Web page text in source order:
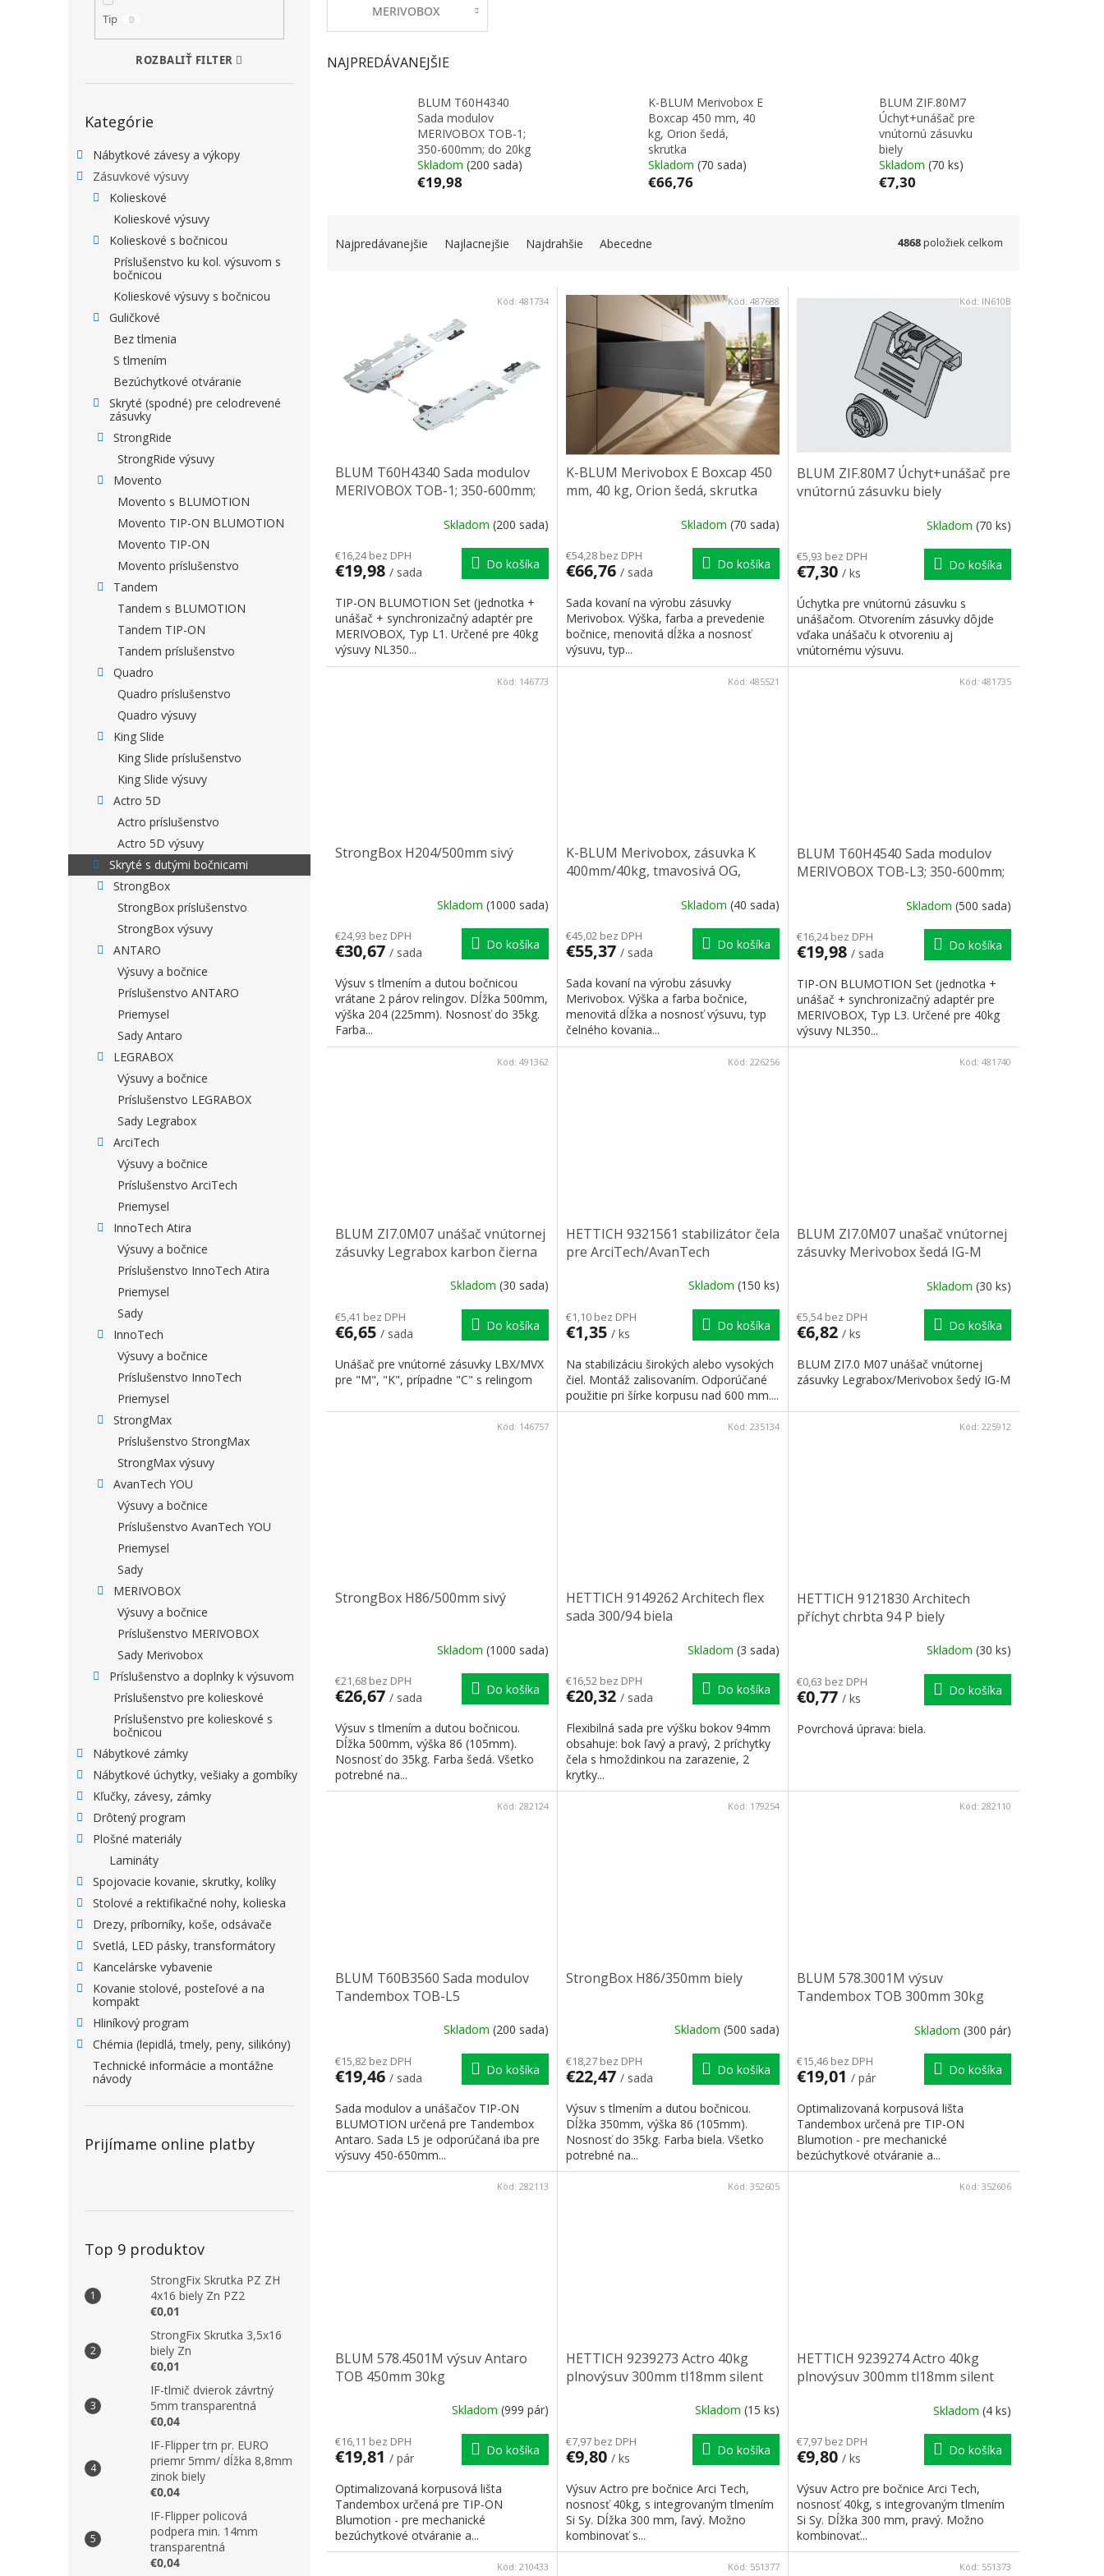
Tip 0
ROZBALIŤ FILTER
Kategórie
Nábytkové závesy a výkopy
Zásuvkové výsuvy
Kolieskové
Kolieskové výsuvy
Kolieskové s bočnicou
Príslušenstvo ku kol. výsuvom s
bočnicou
Kolieskové výsuvy s bočnicou
Guličkové
Bez tlmenia
S tlmením
Bezúchytkové otváranie
Skryté (spodné) pre celodrevené
zásuvky
StrongRide
StrongRide výsuvy
Movento
Movento s BLUMOTION
Movento TIP-ON BLUMOTION
Movento TIP-ON
Movento príslušenstvo
Tandem
Tandem s BLUMOTION
Tandem TIP-ON
Tandem príslušenstvo
Quadro
Quadro príslušenstvo
Quadro výsuvy
King Slide
King Slide príslušenstvo
King Slide výsuvy
Actro 5D
Actro príslušenstvo
Actro 5D výsuvy
Skryté s dutými bočnicami
StrongBox
StrongBox príslušenstvo
StrongBox výsuvy
ANTARO
Výsuvy a bočnice
Príslušenstvo ANTARO
Priemysel
Sady Antaro
LEGRABOX
Výsuvy a bočnice
Príslušenstvo LEGRABOX
Sady Legrabox
ArciTech
Výsuvy a bočnice
Príslušenstvo ArciTech
Priemysel
InnoTech Atira
Výsuvy a bočnice
Príslušenstvo InnoTech Atira
Priemysel
Sady
InnoTech
Výsuvy a bočnice
Príslušenstvo InnoTech
Priemysel
StrongMax
Príslušenstvo StrongMax
StrongMax výsuvy
AvanTech YOU
Výsuvy a bočnice
Príslušenstvo AvanTech YOU
Priemysel
Sady
MERIVOBOX
Výsuvy a bočnice
Príslušenstvo MERIVOBOX
Sady Merivobox
Príslušenstvo a doplnky k výsuvom
Príslušenstvo pre kolieskové
Príslušenstvo pre kolieskové s
bočnicou
Nábytkové zámky
Nábytkové úchytky, vešiaky a gombíky
Kľučky, závesy, zámky
Drôtený program
Plošné materiály
Lamináty
Spojovacie kovanie, skrutky, kolíky
Stolové a rektifikačné nohy, kolieska
Drezy, príborníky, koše, odsávače
Svetlá, LED pásky, transformátory
Kancelárske vybavenie
Kovanie stolové, posteľové a na
kompakt
Hliníkový program
Chémia (lepidlá, tmely, peny, silikóny)
Technické informácie a montážne
návody
Prijímame online platby
Top 9 produktov
StrongFix Skrutka PZ ZH
4x16 biely Zn PZ2
€0,01
StrongFix Skrutka 3,5x16
biely Zn
€0,01
IF-tlmič dvierok závrtný
5mm transparentná
€0,04
IF-Flipper trn pr. EURO
priemr 5mm/ dĺžka 8,8mm
zinok biely
€0,04
IF-Flipper policová
podpera min. 14mm
transparentná
€0,04
MERIVOBOX
NAJPREDÁVANEJŠIE
BLUM T60H4340
Sada modulov
MERIVOBOX TOB-1;
350-600mm; do 20kg
Skladom (200 sada)
€19,98
K-BLUM Merivobox E
Boxcap 450 mm, 40
kg, Orion šedá,
skrutka
Skladom (70 sada)
€66,76
BLUM ZIF.80M7
Úchyt+unášač pre
vnútornú zásuvku
biely
Skladom (70 ks)
€7,30
Najpredávanejšie Najlacnejšie Najdrahšie Abecedne 4868položiek celkom
BLUM T60H4340 Sada modulov
MERIVOBOX TOB-1; 350-600mm;
Skladom (200 sada)
€16,24 bez DPH
€19,98 / sada
Do košíka
TIP-ON BLUMOTION Set (jednotka +
unášač + synchronizačný adaptér pre
MERIVOBOX, Typ L1. Určené pre 40kg
výsuvy NL350...
Kód: 481734
K-BLUM Merivobox E Boxcap 450
mm, 40 kg, Orion šedá, skrutka
Skladom (70 sada)
€54,28 bez DPH
€66,76 / sada
Do košíka
Sada kovaní na výrobu zásuvky
Merivobox. Výška, farba a prevedenie
bočnice, menovitá dĺžka a nosnosť
výsuvu, typ...
Kód: 487688
BLUM ZIF.80M7 Úchyt+unášač pre
vnútornú zásuvku biely
Skladom (70 ks)
€5,93 bez DPH
€7,30 / ks
Do košíka
Úchytka pre vnútornú zásuvku s
unášačom. Otvorením zásuvky dôjde
vďaka unášaču k otvoreniu aj
vnútornému výsuvu.
Kód: IN610B
StrongBox H204/500mm sivý
Skladom (1000 sada)
€24,93 bez DPH
€30,67 / sada
Do košíka
Výsuv s tlmením a dutou bočnicou
vrátane 2 párov relingov. Dĺžka 500mm,
výška 204 (225mm). Nosnosť do 35kg.
Farba...
Kód: 146773
K-BLUM Merivobox, zásuvka K
400mm/40kg, tmavosivá OG,
Skladom (40 sada)
€45,02 bez DPH
€55,37 / sada
Do košíka
Sada kovaní na výrobu zásuvky
Merivobox. Výška a farba bočnice,
menovitá dĺžka a nosnosť výsuvu, typ
čelného kovania...
Kód: 485521
BLUM T60H4540 Sada modulov
MERIVOBOX TOB-L3; 350-600mm;
Skladom (500 sada)
€16,24 bez DPH
€19,98 / sada
Do košíka
TIP-ON BLUMOTION Set (jednotka +
unášač + synchronizačný adaptér pre
MERIVOBOX, Typ L3. Určené pre 40kg
výsuvy NL350...
Kód: 481735
BLUM ZI7.0M07 unášač vnútornej
zásuvky Legrabox karbon čierna
Skladom (30 sada)
€5,41 bez DPH
€6,65 / sada
Do košíka
Unášač pre vnútorné zásuvky LBX/MVX
pre "M", "K", prípadne "C" s relingom
Kód: 491362
HETTICH 9321561 stabilizátor čela
pre ArciTech/AvanTech
Skladom (150 ks)
€1,10 bez DPH
€1,35 / ks
Do košíka
Na stabilizáciu širokých alebo vysokých
čiel. Montáž zalisovaním. Odporúčané
použitie pri šírke korpusu nad 600 mm....
Kód: 226256
BLUM ZI7.0M07 unašač vnútornej
zásuvky Merivobox šedá IG-M
Skladom (30 ks)
€5,54 bez DPH
€6,82 / ks
Do košíka
BLUM ZI7.0 M07 unášač vnútornej
zásuvky Legrabox/Merivobox šedý IG-M
Kód: 481740
StrongBox H86/500mm sivý
Skladom (1000 sada)
€21,68 bez DPH
€26,67 / sada
Do košíka
Výsuv s tlmením a dutou bočnicou.
Dĺžka 500mm, výška 86 (105mm).
Nosnosť do 35kg. Farba šedá. Všetko
potrebné na...
Kód: 146757
HETTICH 9149262 Architech flex
sada 300/94 biela
Skladom (3 sada)
€16,52 bez DPH
€20,32 / sada
Do košíka
Flexibilná sada pre výšku bokov 94mm
obsahuje: bok ľavý a pravý, 2 príchytky
čela s hmoždinkou na zarazenie, 2
krytky...
Kód: 235134
HETTICH 9121830 Architech
příchyt chrbta 94 P biely
Skladom (30 ks)
€0,63 bez DPH
€0,77 / ks
Do košíka
Povrchová úprava: biela.
Kód: 225912
BLUM T60B3560 Sada modulov
Tandembox TOB-L5
Skladom (200 sada)
€15,82 bez DPH
€19,46 / sada
Do košíka
Sada modulov a unášačov TIP-ON
BLUMOTION určená pre Tandembox
Antaro. Sada L5 je odporúčaná iba pre
výsuvy 450-650mm...
Kód: 282124
StrongBox H86/350mm biely
Skladom (500 sada)
€18,27 bez DPH
€22,47 / sada
Do košíka
Výsuv s tlmením a dutou bočnicou.
Dĺžka 350mm, výška 86 (105mm).
Nosnosť do 35kg. Farba biela. Všetko
potrebné na...
Kód: 179254
BLUM 578.3001M výsuv
Tandembox TOB 300mm 30kg
Skladom (300 pár)
€15,46 bez DPH
€19,01 / pár
Do košíka
Optimalizovaná korpusová lišta
Tandembox určená pre TIP-ON
Blumotion - pre mechanické
bezúchytkové otváranie a...
Kód: 282110
BLUM 578.4501M výsuv Antaro
TOB 450mm 30kg
Skladom (999 pár)
€16,11 bez DPH
€19,81 / pár
Do košíka
Optimalizovaná korpusová lišta
Tandembox určená pre TIP-ON
Blumotion - pre mechanické
bezúchytkové otváranie a...
Kód: 282113
HETTICH 9239273 Actro 40kg
plnovýsuv 300mm tl18mm silent
Skladom (15 ks)
€7,97 bez DPH
€9,80 / ks
Do košíka
Výsuv Actro pre bočnice Arci Tech,
nosnosť 40kg, s integrovaným tlmením
Si Sy. Dĺžka 300 mm, ľavý. Možno
kombinovať s...
Kód: 352605
HETTICH 9239274 Actro 40kg
plnovýsuv 300mm tl18mm silent
Skladom (4 ks)
€7,97 bez DPH
€9,80 / ks
Do košíka
Výsuv Actro pre bočnice Arci Tech,
nosnosť 40kg, s integrovaným tlmením
Si Sy. Dĺžka 300 mm, pravý. Možno
kombinovať...
Kód: 352606
Kód: 210433 Kód: 551377 Kód: 551373